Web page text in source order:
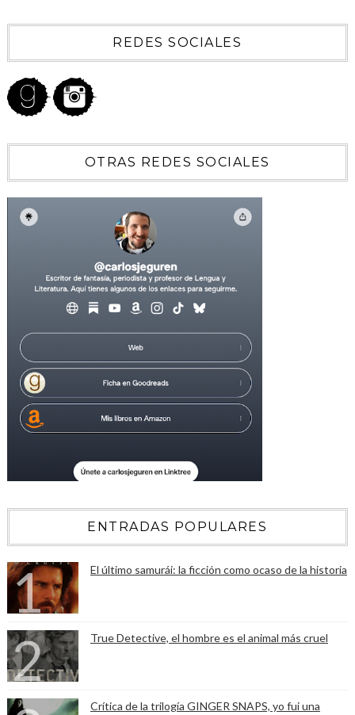
REDES SOCIALES
OTRAS REDES SOCIALES
ENTRADAS POPULARES
El último samurái: la ficción como ocaso de la historia
True Detective, el hombre es el animal más cruel
Crítica de la trilogía GINGER SNAPS, yo fui una